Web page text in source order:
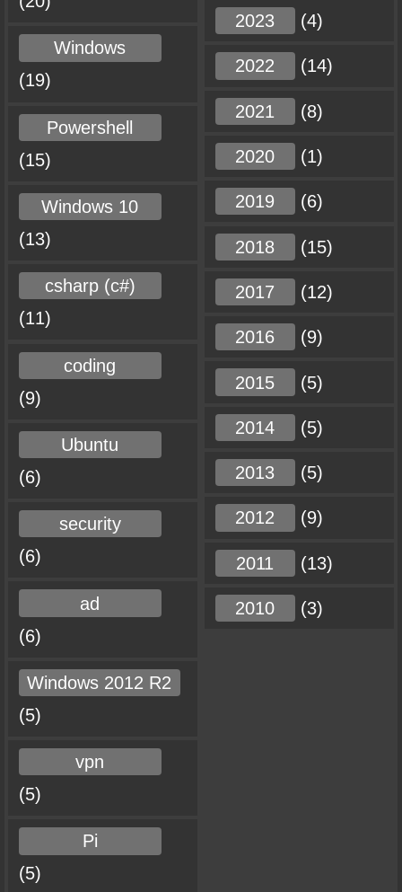
2023 (4)
2022 (14)
2021 (8)
2020 (1)
2019 (6)
2018 (15)
2017 (12)
2016 (9)
2015 (5)
2014 (5)
2013 (5)
2012 (9)
2011 (13)
2010 (3)
Windows
(19)
Powershell
(15)
Windows 10
(13)
csharp (c#)
(11)
coding
(9)
Ubuntu
(6)
security
(6)
ad
(6)
Windows 2012 R2
(5)
vpn
(5)
Pi
(5)